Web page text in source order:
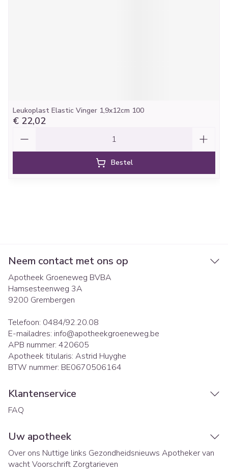
Leukoplast Elastic Vinger 1,9x12cm 100
€ 22,02
Bestel
Neem contact met ons op
Apotheek Groeneweg BVBA
Hamsesteenweg 3A
9200 Grembergen
Telefoon: 0484/92.20.08
E-mailadres: info@apotheekgroeneweg.be
APB nummer: 420605
Apotheek titularis: Astrid Huyghe
BTW nummer: BE0670506164
Klantenservice
FAQ
Uw apotheek
Over ons Nuttige links Gezondheidsnieuws Apotheker van
wachtVoorschrift Zorgtarieven